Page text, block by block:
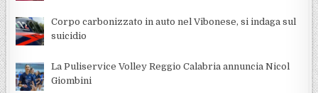
Corpo carbonizzato in auto nel Vibonese, si indaga sul
suicidio
La Puliservice Volley Reggio Calabria annuncia Nicol
Giombini